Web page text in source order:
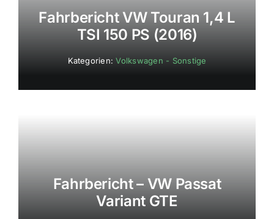
Fahrbericht VW Touran 1,4 L
TSI 150 PS (2016)
Kategorien:Volkswagen - Sonstige
Fahrbericht – VW Passat
Variant GTE